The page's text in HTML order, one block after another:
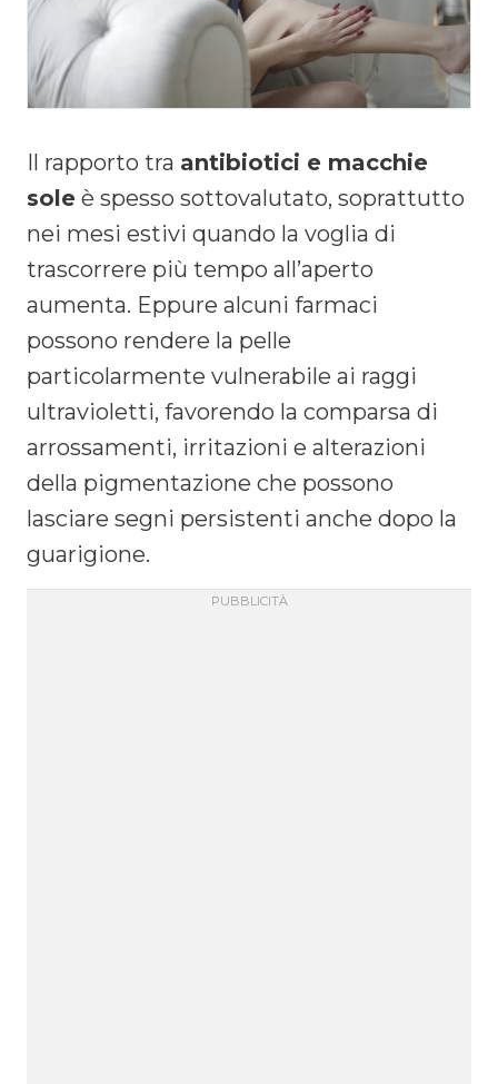
Il rapporto tra antibiotici e macchie
sole è spesso sottovalutato, soprattutto
nei mesi estivi quando la voglia di
trascorrere più tempo all’aperto
aumenta. Eppure alcuni farmaci
possono rendere la pelle
particolarmente vulnerabile ai raggi
ultravioletti, favorendo la comparsa di
arrossamenti, irritazioni e alterazioni
della pigmentazione che possono
lasciare segni persistenti anche dopo la
guarigione.